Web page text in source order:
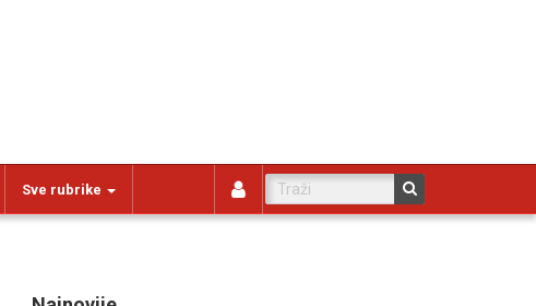
Sve rubrike